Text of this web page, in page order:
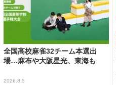
全国高校麻雀32チーム本選出
場…麻布や大阪星光、東海も
2026.8.5